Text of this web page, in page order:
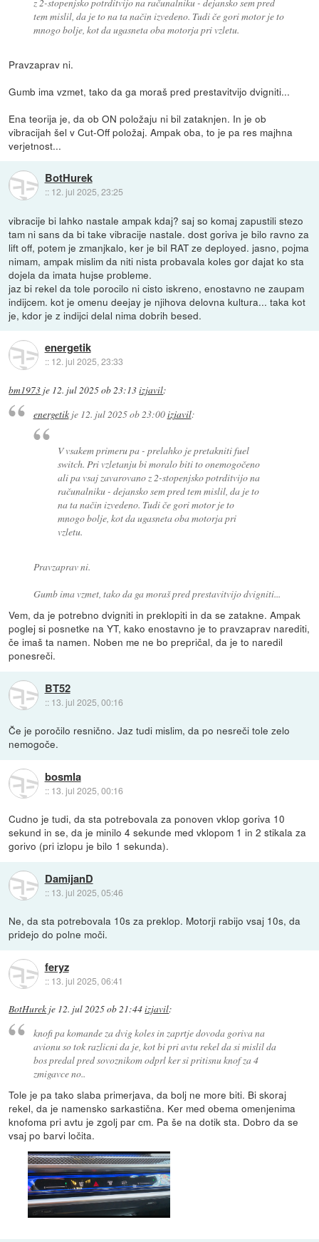
tem mislil, da je to na ta način izvedeno. Tudi če gori motor je to
mnogo bolje, kot da ugasneta oba motorja pri vzletu.
Pravzaprav ni.
Gumb ima vzmet, tako da ga moraš pred prestavitvijo dvigniti...
Ena teorija je, da ob ON položaju ni bil zataknjen. In je ob
vibracijah šel v Cut-Off položaj. Ampak oba, to je pa res majhna
verjetnost...
BotHurek
:: 12. jul 2025, 23:25
vibracije bi lahko nastale ampak kdaj? saj so komaj zapustili stezo
tam ni sans da bi take vibracije nastale. dost goriva je bilo ravno za
lift off, potem je zmanjkalo, ker je bil RAT ze deployed. jasno, pojma
nimam, ampak mislim da niti nista probavala koles gor dajat ko sta
dojela da imata hujse probleme.
jaz bi rekel da tole porocilo ni cisto iskreno, enostavno ne zaupam
indijcem. kot je omenu deejay je njihova delovna kultura... taka kot
je, kdor je z indijci delal nima dobrih besed.
energetik
:: 12. jul 2025, 23:33
bm1973 je 12. jul 2025 ob 23:13izjavil:
energetikje 12. jul 2025 ob 23:00izjavil:
V vsakem primeru pa - prelahko je pretakniti fuel
switch. Pri vzletanju bi moralo biti to onemogočeno
ali pa vsaj zavarovano z 2-stopenjsko potrditvijo na
računalniku - dejansko sem pred tem mislil, da je to
na ta način izvedeno. Tudi če gori motor je to
mnogo bolje, kot da ugasneta oba motorja pri
vzletu.
Pravzaprav ni.
Gumb ima vzmet, tako da ga moraš pred prestavitvijo dvigniti...
Vem, da je potrebno dvigniti in preklopiti in da se zatakne. Ampak
poglej si posnetke na YT, kako enostavno je to pravzaprav narediti,
če imaš ta namen. Noben me ne bo prepričal, da je to naredil
ponesreči.
BT52
:: 13. jul 2025, 00:16
Če je poročilo resnično. Jaz tudi mislim, da po nesreči tole zelo
nemogoče.
bosmla
:: 13. jul 2025, 00:16
Cudno je tudi, da sta potrebovala za ponoven vklop goriva 10
sekund in se, da je minilo 4 sekunde med vklopom 1 in 2 stikala za
gorivo (pri izlopu je bilo 1 sekunda).
DamijanD
:: 13. jul 2025, 05:46
Ne, da sta potrebovala 10s za preklop. Motorji rabijo vsaj 10s, da
pridejo do polne moči.
feryz
:: 13. jul 2025, 06:41
BotHurek je 12. jul 2025 ob 21:44izjavil:
knofi pa komande za dvig koles in zaprtje dovoda goriva na
avionu so tok razlicni da je, kot bi pri avtu rekel da si mislil da
bos predal pred sovoznikom odprl ker si pritisnu knof za 4
zmigavce no..
Tole je pa tako slaba primerjava, da bolj ne more biti. Bi skoraj
rekel, da je namensko sarkastična. Ker med obema omenjenima
knofoma pri avtu je zgolj par cm. Pa še na dotik sta. Dobro da se
vsaj po barvi ločita.